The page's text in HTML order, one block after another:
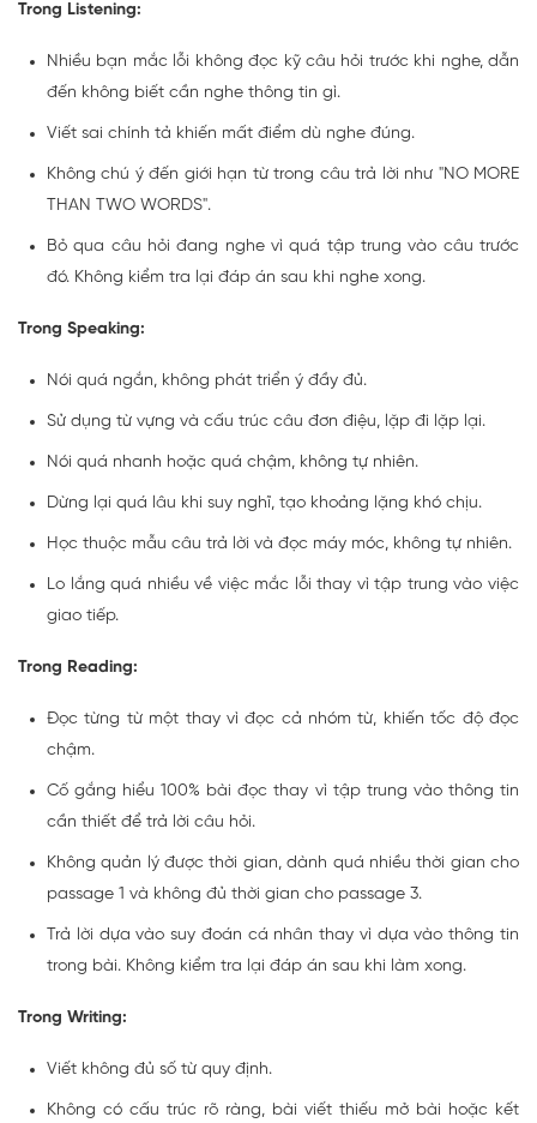
Trong Listening:
Nhiều bạn mắc lỗi không đọc kỹ câu hỏi trước khi nghe, dẫn
đến không biết cần nghe thông tin gì.
Viết sai chính tả khiến mất điểm dù nghe đúng.
Không chú ý đến giới hạn từ trong câu trả lời như "NO MORE
THAN TWO WORDS".
Bỏ qua câu hỏi đang nghe vì quá tập trung vào câu trước
đó. Không kiểm tra lại đáp án sau khi nghe xong.
Trong Speaking:
Nói quá ngắn, không phát triển ý đầy đủ.
Sử dụng từ vựng và cấu trúc câu đơn điệu, lặp đi lặp lại.
Nói quá nhanh hoặc quá chậm, không tự nhiên.
Dừng lại quá lâu khi suy nghĩ, tạo khoảng lặng khó chịu.
Học thuộc mẫu câu trả lời và đọc máy móc, không tự nhiên.
Lo lắng quá nhiều về việc mắc lỗi thay vì tập trung vào việc
giao tiếp.
Trong Reading:
Đọc từng từ một thay vì đọc cả nhóm từ, khiến tốc độ đọc
chậm.
Cố gắng hiểu 100% bài đọc thay vì tập trung vào thông tin
cần thiết để trả lời câu hỏi.
Không quản lý được thời gian, dành quá nhiều thời gian cho
passage 1 và không đủ thời gian cho passage 3.
Trả lời dựa vào suy đoán cá nhân thay vì dựa vào thông tin
trong bài. Không kiểm tra lại đáp án sau khi làm xong.
Trong Writing:
Viết không đủ số từ quy định.
Không có cấu trúc rõ ràng, bài viết thiếu mở bài hoặc kết